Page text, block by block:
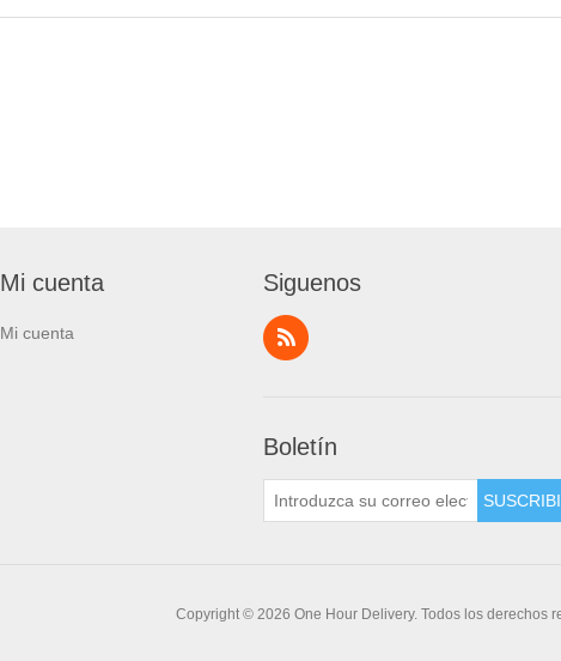
Mi cuenta
Mi cuenta
Siguenos
Boletín
Copyright © 2026 One Hour Delivery. Todos los derechos